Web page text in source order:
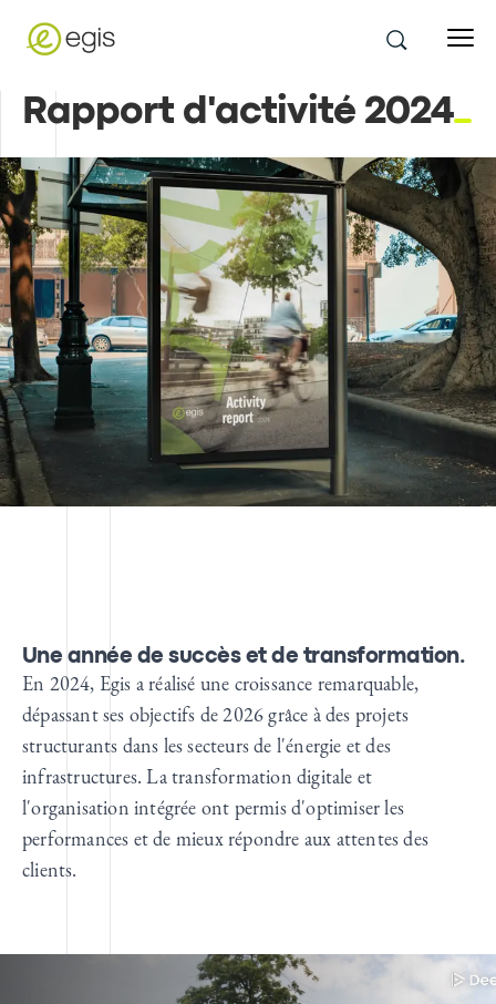
Rapport d'activité 2024
Une année de succès et de transformation.
En 2024, Egis a réalisé une croissance remarquable,
dépassant ses objectifs de 2026 grâce à des projets
structurants dans les secteurs de l'énergie et des
infrastructures. La transformation digitale et
l'organisation intégrée ont permis d'optimiser les
performances et de mieux répondre aux attentes des
clients.